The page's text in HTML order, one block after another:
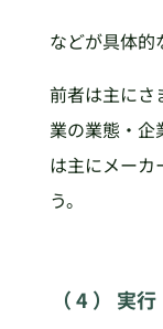
などが具体的
前者は主にさ
業の業態・企
は主にメーカ
う。
（ 4 ） 実行